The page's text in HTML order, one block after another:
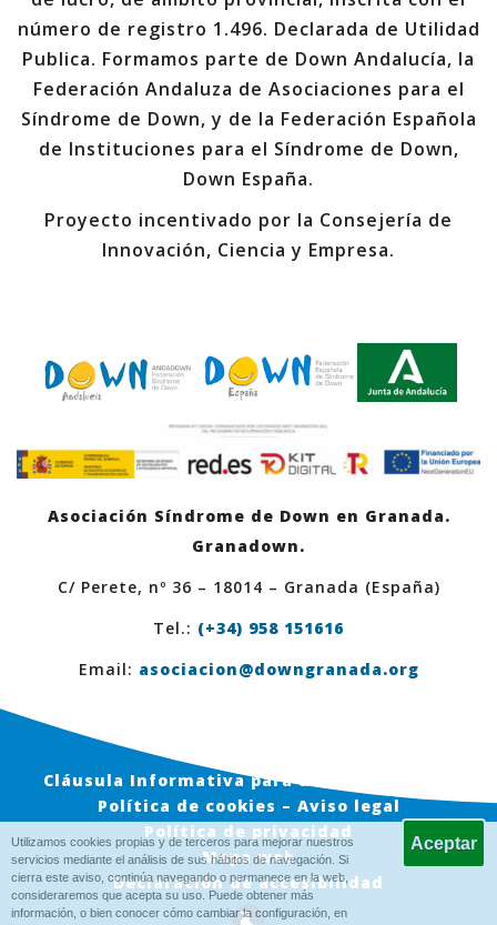
número de registro 1.496. Declarada de Utilidad
Publica. Formamos parte de Down Andalucía, la
Federación Andaluza de Asociaciones para el
Síndrome de Down, y de la Federación Española
de Instituciones para el Síndrome de Down,
Down España.
Proyecto incentivado por la Consejería de
Innovación, Ciencia y Empresa.
Asociación Síndrome de Down en Granada.
Granadown.
C/ Perete, nº 36 – 18014 – Granada (España)
Tel.: (+34) 958 151616
Email: asociacion@downgranada.org
Cláusula Informativa para usuarios en Web
Política de cookies – Aviso legal
Política de privacidad
Mapa web
Declaración de accesibilidad
Utilizamos cookies propias y de terceros para mejorar nuestros
servicios mediante el análisis de sus hábitos de navegación. Si
cierra este aviso, continúa navegando o permanece en la web,
consideraremos que acepta su uso. Puede obtener más
información, o bien conocer cómo cambiar la configuración, en